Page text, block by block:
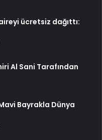
ücretsiz dağıttı:
Al Sani Tarafından
Bayrakla Dünya